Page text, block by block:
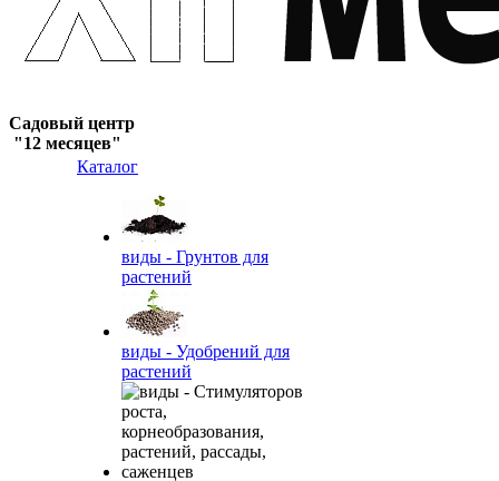
Садовый центр
"12 месяцев"
Каталог
виды - Грунтов для
растений
виды - Удобрений для
растений